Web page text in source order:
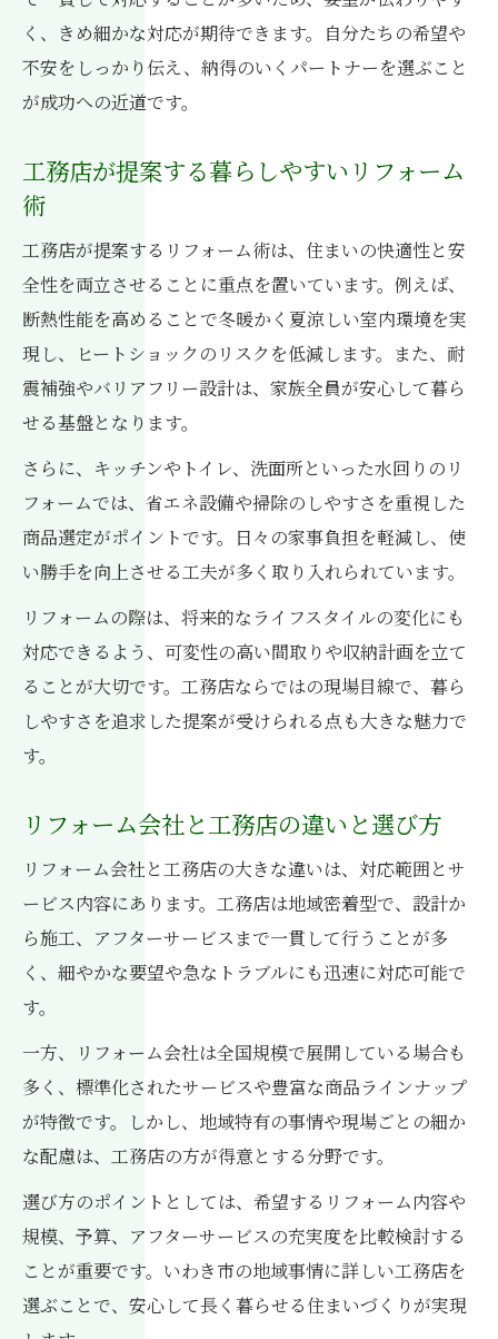
く、きめ細かな対応が期待できます。自分たちの希望や
不安をしっかり伝え、納得のいくパートナーを選ぶこと
が成功への近道です。
工務店が提案する暮らしやすいリフォーム
術
工務店が提案するリフォーム術は、住まいの快適性と安
全性を両立させることに重点を置いています。例えば、
断熱性能を高めることで冬暖かく夏涼しい室内環境を実
現し、ヒートショックのリスクを低減します。また、耐
震補強やバリアフリー設計は、家族全員が安心して暮ら
せる基盤となります。
さらに、キッチンやトイレ、洗面所といった水回りのリ
フォームでは、省エネ設備や掃除のしやすさを重視した
商品選定がポイントです。日々の家事負担を軽減し、使
い勝手を向上させる工夫が多く取り入れられています。
リフォームの際は、将来的なライフスタイルの変化にも
対応できるよう、可変性の高い間取りや収納計画を立て
ることが大切です。工務店ならではの現場目線で、暮ら
しやすさを追求した提案が受けられる点も大きな魅力で
す。
リフォーム会社と工務店の違いと選び方
リフォーム会社と工務店の大きな違いは、対応範囲とサ
ービス内容にあります。工務店は地域密着型で、設計か
ら施工、アフターサービスまで一貫して行うことが多
く、細やかな要望や急なトラブルにも迅速に対応可能で
す。
一方、リフォーム会社は全国規模で展開している場合も
多く、標準化されたサービスや豊富な商品ラインナップ
が特徴です。しかし、地域特有の事情や現場ごとの細か
な配慮は、工務店の方が得意とする分野です。
選び方のポイントとしては、希望するリフォーム内容や
規模、予算、アフターサービスの充実度を比較検討する
ことが重要です。いわき市の地域事情に詳しい工務店を
選ぶことで、安心して長く暮らせる住まいづくりが実現